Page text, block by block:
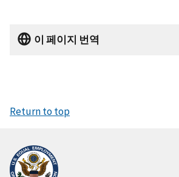
이 페이지 번역
Return to top